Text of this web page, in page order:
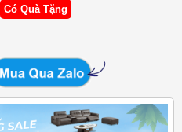
Có Quà Tặng